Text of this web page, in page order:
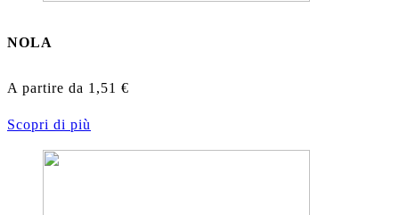
NOLA
A partire da 1,51 €
Scopri di più